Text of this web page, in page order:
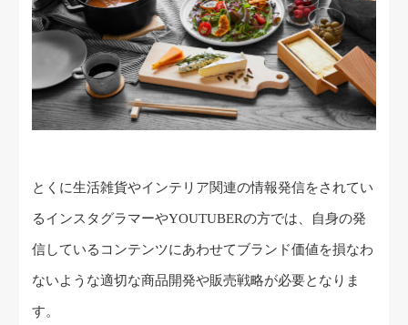
とくに生活雑貨やインテリア関連の情報発信をされてい
るインスタグラマーやYOUTUBERの方では、自身の発
信しているコンテンツにあわせてブランド価値を損なわ
ないような適切な商品開発や販売戦略が必要となりま
す。